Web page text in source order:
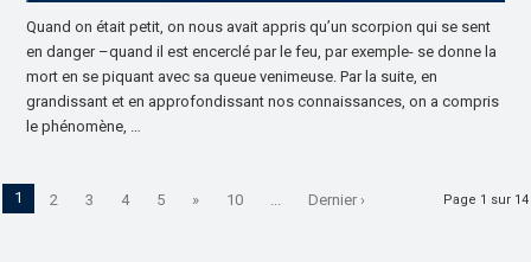
Quand on était petit, on nous avait appris qu’un scorpion qui se sent
en danger –quand il est encerclé par le feu, par exemple- se donne la
mort en se piquant avec sa queue venimeuse. Par la suite, en
grandissant et en approfondissant nos connaissances, on a compris
le phénomène, …
Page 1 sur 14
1 2 3 4 5 » 10 ... Dernier ›